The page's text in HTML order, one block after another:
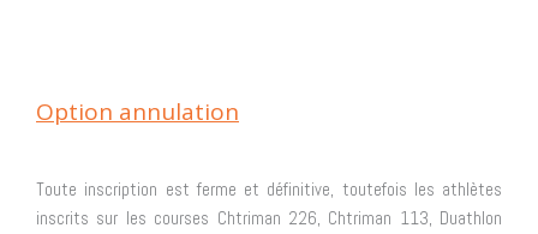
Option annulation
Toute inscription est ferme et définitive, toutefois les athlètes
inscrits sur les courses Chtriman 226, Chtriman 113, Duathlon